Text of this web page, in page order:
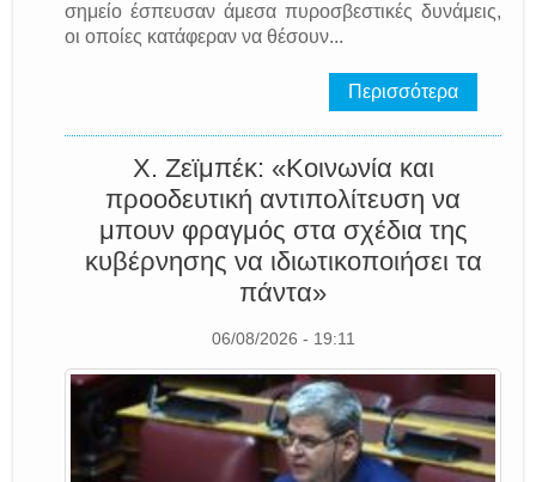
σημείο έσπευσαν άμεσα πυροσβεστικές δυνάμεις,
οι οποίες κατάφεραν να θέσουν...
Περισσότερα
Χ. Ζεϊμπέκ: «Κοινωνία και
προοδευτική αντιπολίτευση να
μπουν φραγμός στα σχέδια της
κυβέρνησης να ιδιωτικοποιήσει τα
πάντα»
06/08/2026 - 19:11